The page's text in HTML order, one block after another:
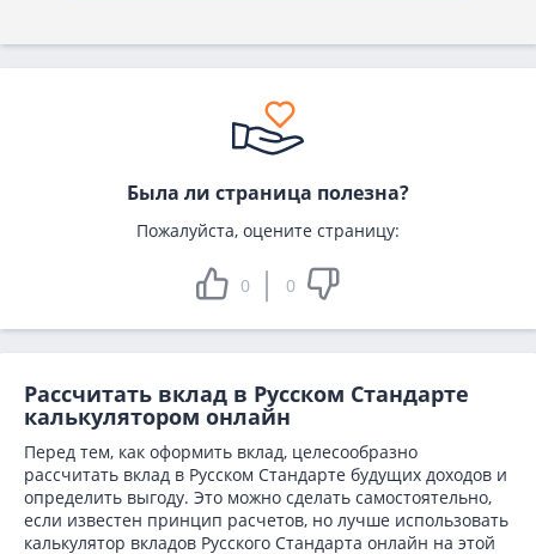
Была ли страница полезна?
Пожалуйста, оцените страницу:
0 0
Рассчитать вклад в Русском Стандарте
калькулятором онлайн
Перед тем, как оформить вклад, целесообразно
рассчитать вклад в Русском Стандарте будущих доходов и
определить выгоду. Это можно сделать самостоятельно,
если известен принцип расчетов, но лучше использовать
калькулятор вкладов Русского Стандарта онлайн на этой